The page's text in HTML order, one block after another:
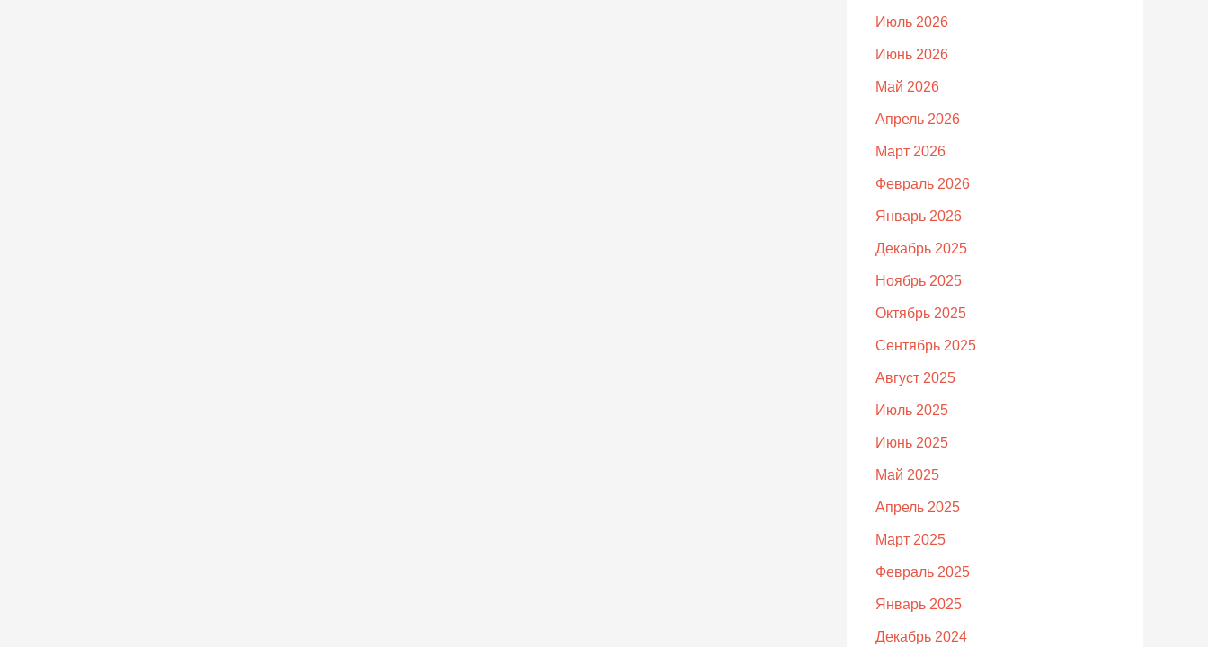
Июль 2026
Июнь 2026
Май 2026
Апрель 2026
Март 2026
Февраль 2026
Январь 2026
Декабрь 2025
Ноябрь 2025
Октябрь 2025
Сентябрь 2025
Август 2025
Июль 2025
Июнь 2025
Май 2025
Апрель 2025
Март 2025
Февраль 2025
Январь 2025
Декабрь 2024